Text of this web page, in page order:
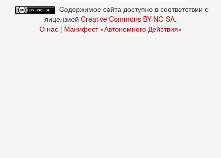
Содержимое сайта доступно в соответствии с
лицензией Creative Commons BY-NC-SA.
О нас| Манифест «Автономного Действия»